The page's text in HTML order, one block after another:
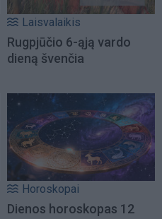
Laisvalaikis
Rugpjūčio 6-ąją vardo
dieną švenčia
Horoskopai
Dienos horoskopas 12